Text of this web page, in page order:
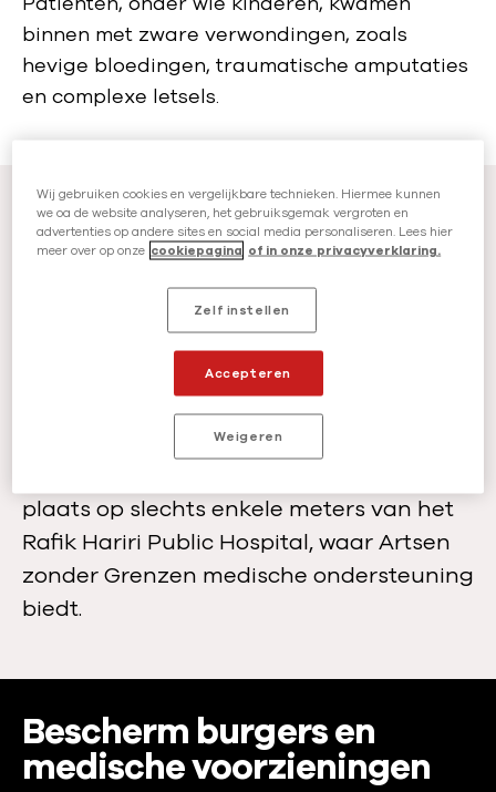
binnen met zware verwondingen, zoals
hevige bloedingen, traumatische amputaties
en complexe letsels.
Dodelijke aanval op
woonwijk in Beiroet
Een luchtaanval op een dichtbevolkte
woonwijk in de Libanese hoofdstad
Beiroet heeft begin april geleid tot zeker
vijf doden, waaronder een 15-jarig meisje
plaats op slechts enkele meters van het
Rafik Hariri Public Hospital, waar Artsen
zonder Grenzen medische ondersteuning
biedt.
Bescherm burgers en
medische voorzieningen
Wij gebruiken cookies en vergelijkbare technieken. Hiermee kunnen
we oa de website analyseren, het gebruiksgemak vergroten en
advertenties op andere sites en social media personaliseren. Lees hier
meer over op onze cookiepagina of in onze privacyverklaring.
Zelf instellen
Weigeren
Accepteren